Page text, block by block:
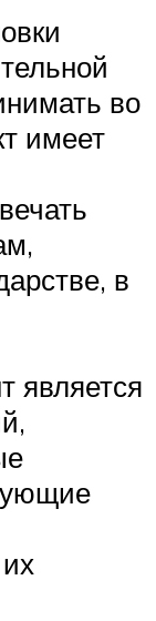
во
имеет
в
является